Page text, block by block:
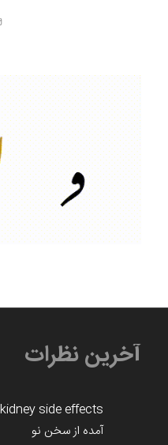
آخرین نظرات
side effects
آمده از سخن نو